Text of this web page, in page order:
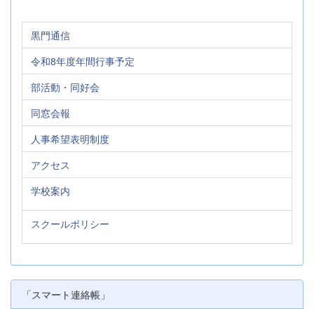
黒門通信
令和8年度年間行事予定
部活動・同好会
同窓会報
人事希望表明制度
アクセス
学校案内
スクールポリシー
「スマート連絡帳」